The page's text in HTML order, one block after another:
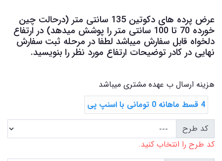
عرض پرده های دکوتین 135 سانتی متر (درحالت چین
خورده 70 تا 100 سانتی متر را پوشش میدهد) در ارتفاع
دلخواه قابل سفارش میباشد لطفا در مرحله ثبت سفارش
نهایی در کادر توضیحات ارتفاع مورد نظر را بنویسید.
هزینه ارسال ب عهده مشتری میباشد
4 قسط ماهانه 0 تومانی با اسنپ ‌پی
کد طرح
کد طرح را انتخاب کنید.